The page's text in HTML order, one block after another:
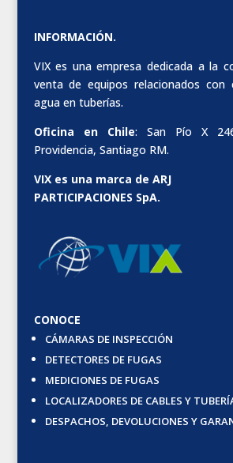
INFORMACIÓN.
VIX es una empresa dedicada a la
venta de equipos relacionados con
agua en tuberías.
Oficina en Chile: San Pío X
Providencia, Santiago RM.
VIX es una marca de ARJ
PARTICIPACIONES SpA.
CONOCE
CÁMARAS DE INSPECCIÓN
DETECTORES DE FUGAS
MEDICIONES DE FUGAS
LOCALIZADORES DE CABLES Y
DESPACHOS, DEVOLUCIONES Y